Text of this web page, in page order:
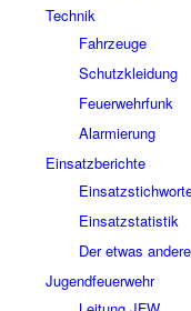
Technik
Fahrzeuge
Schutzkleidung
Feuerwehrfunk
Alarmierung
Einsatzberichte
Einsatzstatistik
Der etwas
Jugendfeuerwehr